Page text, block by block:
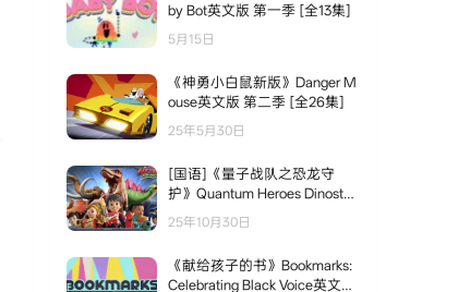
by Bot英文版 第一季 [全13集]
5月15日
《神勇小白鼠新版》Danger M
ouse英文版 第二季 [全26集]
25年5月30日
[国语]《量子战队之恐龙守
护》Quantum Heroes Dinoster
中文版 第二季 [全26集]
25年10月30日
《献给孩子的书》Bookmarks:
Celebrating Black Voice英文版